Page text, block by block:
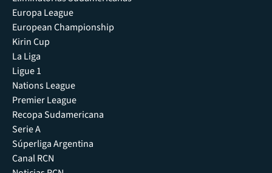
Europa League
European Championship
Kirin Cup
La Liga
Ligue 1
Nations League
Premier League
Recopa Sudamericana
Serie A
Súperliga Argentina
Canal RCN